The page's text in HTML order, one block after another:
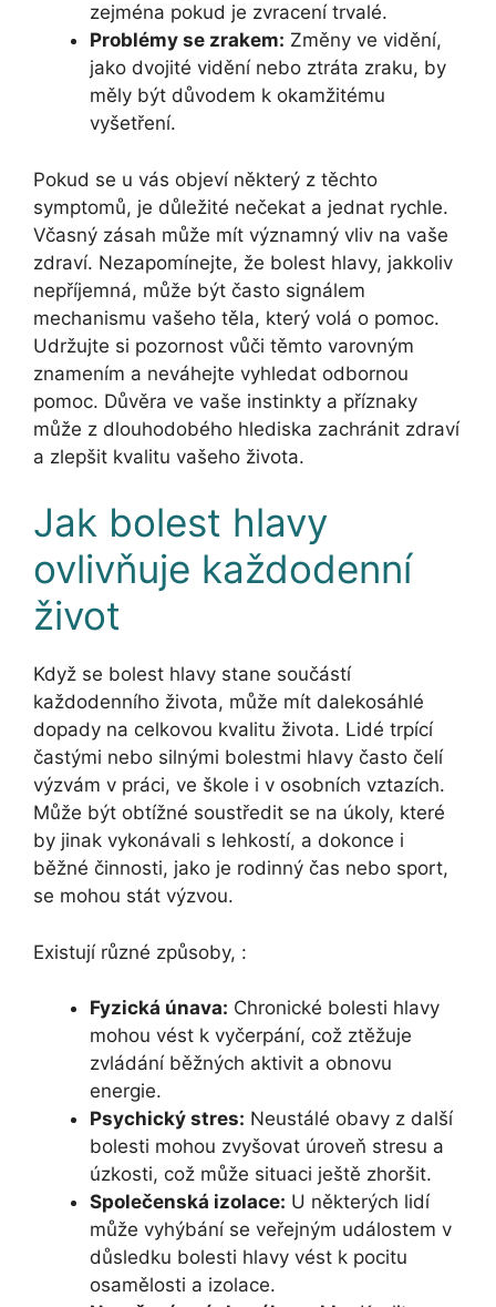
zejména pokud je zvracení trvalé.
Problémy se zrakem: Změny ve vidění,
jako dvojité vidění nebo ztráta zraku, by
měly být důvodem k okamžitému
vyšetření.
Pokud se u vás objeví některý z těchto
symptomů, je důležité nečekat a jednat rychle.
Včasný zásah může mít významný vliv na vaše
zdraví. Nezapomínejte, že bolest hlavy, jakkoliv
nepříjemná, může být často signálem
mechanismu vašeho těla, který volá o pomoc.
Udržujte si pozornost vůči těmto varovným
znamením a neváhejte vyhledat odbornou
pomoc. Důvěra ve vaše instinkty a příznaky
může z dlouhodobého hlediska zachránit zdraví
a zlepšit kvalitu vašeho života.
Jak bolest hlavy
ovlivňuje každodenní
život
Když se bolest hlavy stane součástí
každodenního života, může mít dalekosáhlé
dopady na celkovou kvalitu života. Lidé trpící
častými nebo silnými bolestmi hlavy často čelí
výzvám v práci, ve škole i v osobních vztazích.
Může být obtížné soustředit se na úkoly, které
by jinak vykonávali s lehkostí, a dokonce i
běžné činnosti, jako je rodinný čas nebo sport,
se mohou stát výzvou.
Existují různé způsoby, :
Fyzická únava: Chronické bolesti hlavy
mohou vést k vyčerpání, což ztěžuje
zvládání běžných aktivit a obnovu
energie.
Psychický stres: Neustálé obavy z další
bolesti mohou zvyšovat úroveň stresu a
úzkosti, což může situaci ještě zhoršit.
Společenská izolace: U některých lidí
může vyhýbání se veřejným událostem v
důsledku bolesti hlavy vést k pocitu
osamělosti a izolace.